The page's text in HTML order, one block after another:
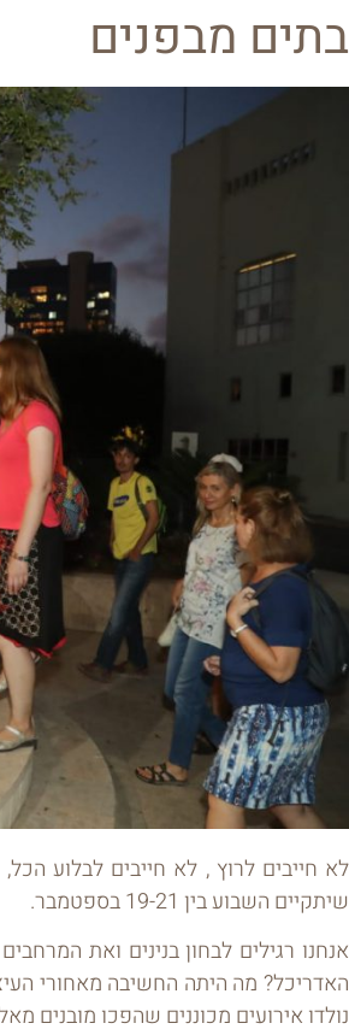
בתים מבפנים
לא חייבים לרוץ , לא חייבים לבלוע
שיתקיים השבוע בין 19-21 בספטמבר.
אנחנו רגילים לבחון בנינים ואת
האדריכל? מה היתה החשיבה מאחורי
נולדו אירועים מכוננים שהפכו מובנים